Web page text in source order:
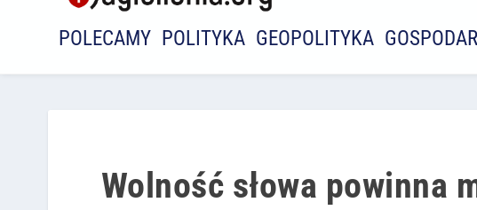
POLECAMY POLITYKA GEOPOLITYKA
Wolność słowa powinna